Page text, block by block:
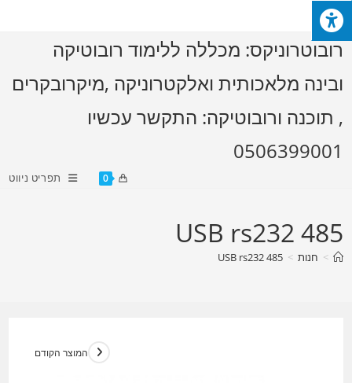
Skip
to
content
רובוטרוניקס: מכללה ללימוד רובוטיקה
ובינה מלאכותית ואלקטרוניקה ,מיקרובקרים
, תוכנה ורובוטיקה: התקשר עכשיו
0506399001
0 תפריט ניווט
485 USB rs232
> חנות >
485 USB rs232
המוצר הקודם